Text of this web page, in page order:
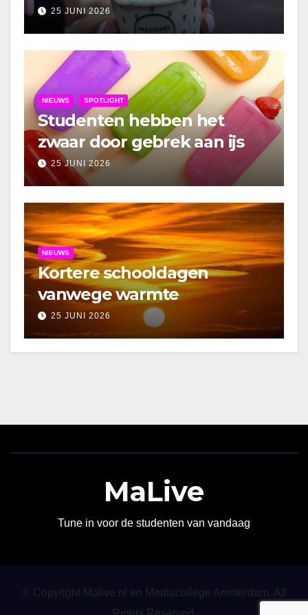
25 JUNI 2026
NIEUWS SPOTLIGHT
Studenten hebben het
zwaar door gebrek aan ijs
25 JUNI 2026
NIEUWS
Kortere schooldagen
vanwege warmte
25 JUNI 2026
MaLive
Tune in voor de studenten van vandaag
© Copyright Malive.nl en Mediacollege Amsterdam. All